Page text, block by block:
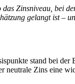
Zinsniveau, bei
gelangt ist –
stand bei
neutrale Zins eine